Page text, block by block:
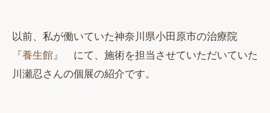
以前、私が働いていた神奈川県小田原市の治療院
『養生館』
にて、施術を担当させていただいていた
川瀬忍さんの個展の紹介です。